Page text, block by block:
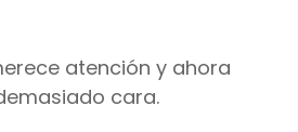
atención y ahora
cara.